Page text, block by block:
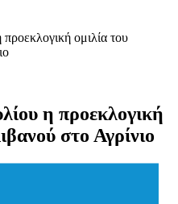
ομιλία του
η προεκλογική
στο Αγρίνιο